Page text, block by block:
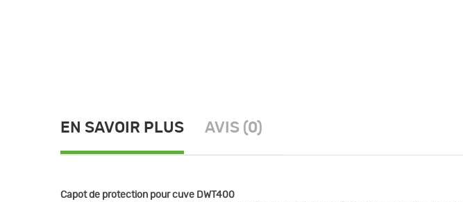
EN SAVOIR PLUS AVIS (0)
Capot de protection pour cuve DWT400